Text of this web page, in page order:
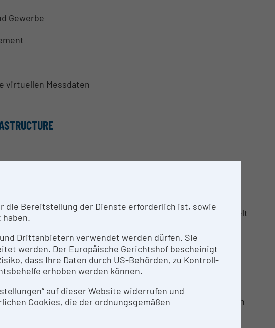
Gewerbe
virtuellen Messdaten
eingegangen wird. Anschließend werden die
bewertet und können gegebenenfalls weiterentwickelt
Daten sowie der aktuellen Tageszeit sollen erfolgen,
Energieerzeugung errechnet werden können.
Anwender zu erlangen, werden typische
wird welches Gerät verwendet) der jeweiligen
mehrere Langzeitmonitorings im privaten sowie
eine detaillierte Analyse des Energieverbrauchs möglich
gezielt im Schaltkasten sowie direkt an Geräten
die Bereitstellung der Dienste erforderlich ist, sowie
Drittanbietern verwendet werden dürfen. Sie
werden. Der Europäische Gerichtshof bescheinigt
dass Ihre Daten durch US-Behörden, zu Kontroll-
erhoben werden können.
auf dieser Website widerrufen und
Cookies, die der ordnungsgemäßen